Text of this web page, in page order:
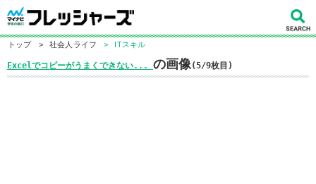
トップ > 社会人ライフ > ITスキル
Excelでコピーがうまくできない... の画像(5/9枚目)